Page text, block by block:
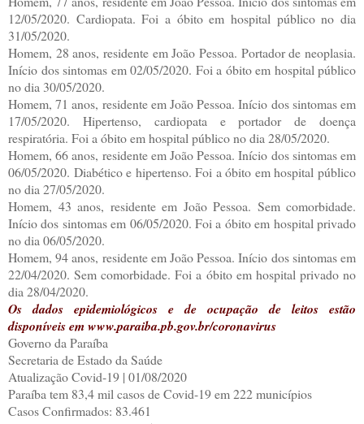
12/05/2020. Cardiopata. Foi a óbito em hospital público no dia
31/05/2020.
Homem, 28 anos, residente em João Pessoa. Portador de neoplasia.
Início dos sintomas em 02/05/2020. Foi a óbito em hospital público
no dia 30/05/2020.
Homem, 71 anos, residente em João Pessoa. Início dos sintomas em
17/05/2020. Hipertenso, cardiopata e portador de doença
respiratória. Foi a óbito em hospital público no dia 28/05/2020.
Homem, 66 anos, residente em João Pessoa. Início dos sintomas em
06/05/2020. Diabético e hipertenso. Foi a óbito em hospital público
no dia 27/05/2020.
Homem, 43 anos, residente em João Pessoa. Sem comorbidade.
Início dos sintomas em 06/05/2020. Foi a óbito em hospital privado
no dia 06/05/2020.
Homem, 94 anos, residente em João Pessoa. Início dos sintomas em
22/04/2020. Sem comorbidade. Foi a óbito em hospital privado no
dia 28/04/2020.
Os dados epidemiológicos e de ocupação de leitos estão
disponíveis em www.paraiba.pb.gov.br/coronavirus
Governo da Paraíba
Secretaria de Estado da Saúde
Atualização Covid-19 | 01/08/2020
Paraíba tem 83,4 mil casos de Covid-19 em 222 municípios
Casos Confirmados: 83.461